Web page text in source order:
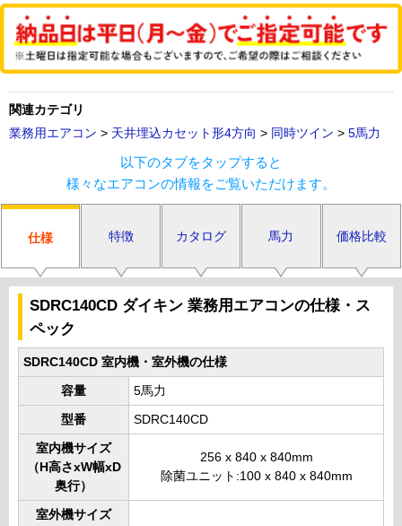
関連カテゴリ
業務用エアコン > 天井埋込カセット形4方向 > 同時ツイン > 5馬力
以下のタブをタップすると
様々なエアコンの情報をご覧いただけます。
仕様 特徴 カタログ 馬力 価格比較
SDRC140CD ダイキン 業務用エアコンの仕様・ス
ペック
SDRC140CD 室内機・室外機の仕様
容量 5馬力
型番 SDRC140CD
室内機サイズ
（H高さxW幅xD
奥行）
256 x 840 x 840mm
除菌ユニット:100 x 840 x 840mm
室外機サイズ